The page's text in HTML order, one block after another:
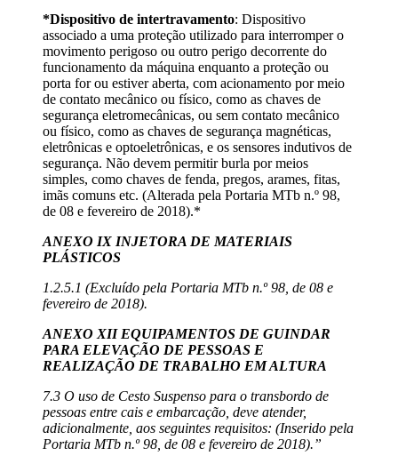
*Dispositivo de intertravamento: Dispositivo
associado a uma proteção utilizado para interromper o
movimento perigoso ou outro perigo decorrente do
funcionamento da máquina enquanto a proteção ou
porta for ou estiver aberta, com acionamento por meio
de contato mecânico ou físico, como as chaves de
segurança eletromecânicas, ou sem contato mecânico
ou físico, como as chaves de segurança magnéticas,
eletrônicas e optoeletrônicas, e os sensores indutivos de
segurança. Não devem permitir burla por meios
simples, como chaves de fenda, pregos, arames, fitas,
imãs comuns etc. (Alterada pela Portaria MTb n.º 98,
de 08 e fevereiro de 2018).*
ANEXO IX INJETORA DE MATERIAIS
PLÁSTICOS
1.2.5.1 (Excluído pela Portaria MTb n.º 98, de 08 e
fevereiro de 2018).
ANEXO XII EQUIPAMENTOS DE GUINDAR
PARA ELEVAÇÃO DE PESSOAS E
REALIZAÇÃO DE TRABALHO EM ALTURA
7.3 O uso de Cesto Suspenso para o transbordo de
pessoas entre cais e embarcação, deve atender,
adicionalmente, aos seguintes requisitos: (Inserido pela
Portaria MTb n.º 98, de 08 e fevereiro de 2018).”